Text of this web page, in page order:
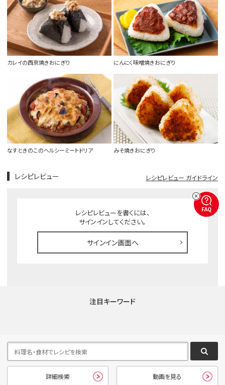
カレイの西京焼きおにぎり にんにく味噌焼きおにぎり
なすときのこのヘルシーミートドリア みそ焼きおにぎり
レシピレビュー レシピレビュー ガイドライン
レシピレビューを書くには、
サインインしてください。
サインイン画面へ
注目キーワード
詳細検索 動画を見る
FAQ